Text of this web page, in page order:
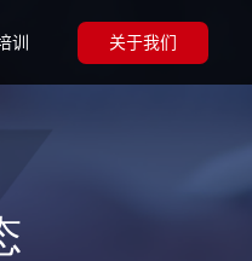
训 关于我们